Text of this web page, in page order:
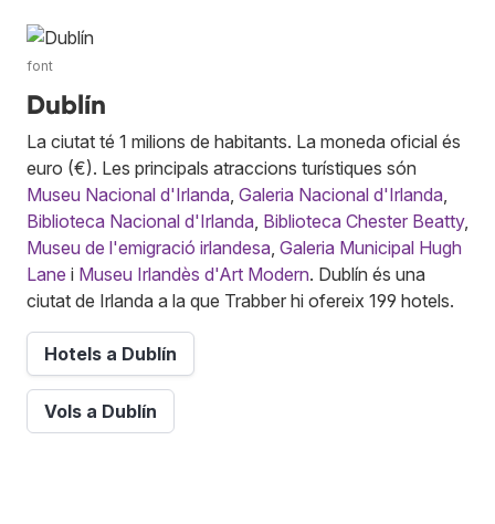
font
Dublín
La ciutat té 1 milions de habitants. La moneda oficial és
euro (€). Les principals atraccions turístiques són
Museu Nacional d'Irlanda Galeria Nacional d'Irlanda
Biblioteca Nacional d'Irlanda Biblioteca Chester Beatty,
Museu de l'emigració irlandesa Galeria Municipal Hugh
Lane i Museu Irlandès d'Art Modern. Dublín és una
ciutat de Irlanda a la que Trabber hi ofereix 199 hotels.
Hotels a Dublín
Vols a Dublín